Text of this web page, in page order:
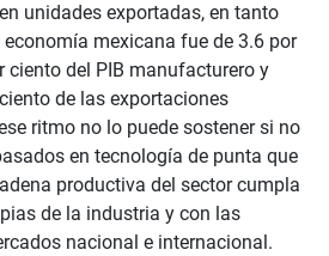
unidades exportadas, en tanto
mexicana fue de 3.6 por
ciento del PIB manufacturero y
de las exportaciones
ritmo no lo puede sostener si no
en tecnología de punta que
productiva del sector cumpla
de la industria y con las
nacional e internacional.